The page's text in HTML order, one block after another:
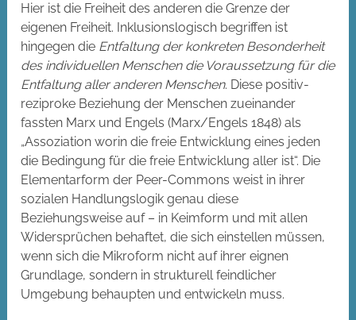
Hier ist die Freiheit des anderen die Grenze der
eigenen Freiheit. Inklusionslogisch begriffen ist
hingegen die Entfaltung der konkreten Besonderheit
des individuellen Menschen die Voraussetzung für die
Entfaltung aller anderen Menschen. Diese positiv-
reziproke Beziehung der Menschen zueinander
fassten Marx und Engels (Marx/Engels 1848) als
„Assoziation worin die freie Entwicklung eines jeden
die Bedingung für die freie Entwicklung aller ist“. Die
Elementarform der Peer-Commons weist in ihrer
sozialen Handlungslogik genau diese
Beziehungsweise auf – in Keimform und mit allen
Widersprüchen behaftet, die sich einstellen müssen,
wenn sich die Mikroform nicht auf ihrer eignen
Grundlage, sondern in strukturell feindlicher
Umgebung behaupten und entwickeln muss.